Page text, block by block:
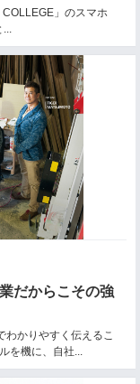
」のスマホ
...
だからこその強
わかりやすく伝えるこ
を機に、自社...